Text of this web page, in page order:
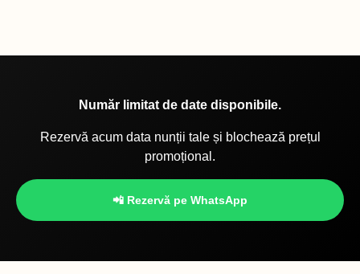
Număr limitat de date disponibile.
Rezervă acum data nunții tale și blochează prețul
promoțional.
📲 Rezervă pe WhatsApp